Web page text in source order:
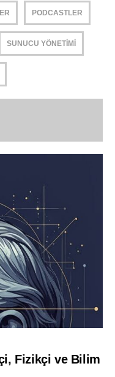
PODCASTLER
SUNUCU YÖNETIMI
Fizikçi ve Bilim